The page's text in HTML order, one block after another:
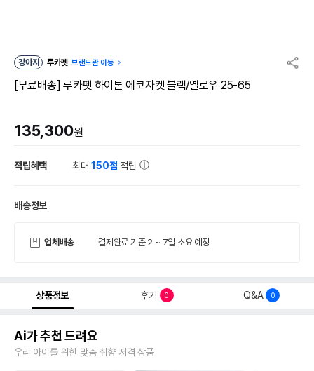
강아지 루카펫 브랜드관 이동
[무료배송] 루카펫 하이톤 에코자켓 블랙/옐로우 25-65
135,300원
적립혜택 최대150점 적립
배송정보
업체배송 결제완료 기준 2 ~ 7일 소요 예정
상품정보 후기 0 Q&A 0
Ai가 추천 드려요
우리 아이를 위한 맞춤 취향 저격 상품